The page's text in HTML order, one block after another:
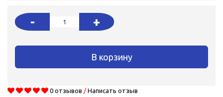
- +
В корзину
0 отзывов / Написать отзыв